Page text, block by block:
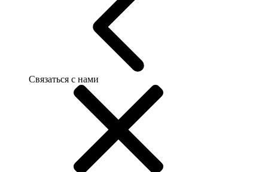
Связаться с нами